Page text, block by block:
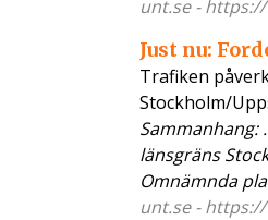
unt.se -
Just nu:
Trafiken
Stockholm/
Sammanhang:
länsgräns
Omnämnda
unt.se -